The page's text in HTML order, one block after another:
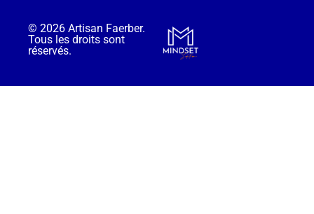
© 2026 Artisan Faerber.
Tous les droits sont
réservés.